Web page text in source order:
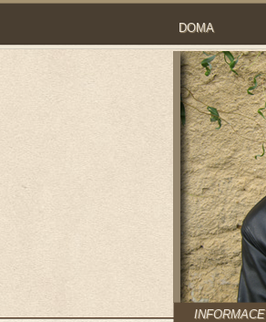
DOMA
INFORMACE